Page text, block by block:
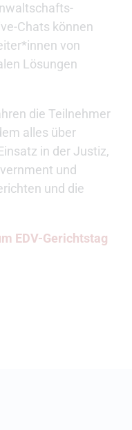
Chats können
von
Lösungen
die Teilnehmer
alles über
in der Justiz,
und
und die
EDV-Gerichtstag